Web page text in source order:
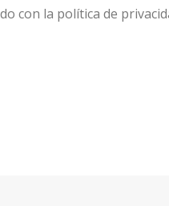
con la política de